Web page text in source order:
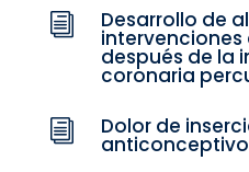
i Desarrollo de
después de la
coronaria
i Dolor de